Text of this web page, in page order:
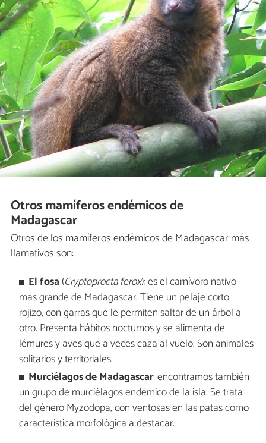
Otros mamíferos endémicos de
Madagascar
Otros de los mamíferos endémicos de Madagascar más
llamativos son:
El fosa (Cryptoprocta ferox): es el carnívoro nativo
más grande de Madagascar. Tiene un pelaje corto
rojizo, con garras que le permiten saltar de un árbol a
otro. Presenta hábitos nocturnos y se alimenta de
lémures y aves que a veces caza al vuelo. Son animales
solitarios y territoriales.
Murciélagos de Madagascar: encontramos también
un grupo de murciélagos endémico de la isla. Se trata
del género Myzodopa, con ventosas en las patas como
característica morfológica a destacar.